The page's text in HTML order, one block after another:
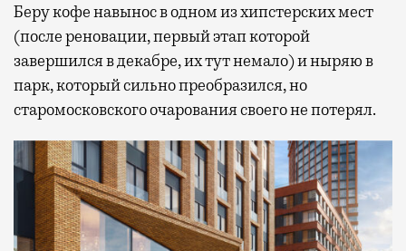
Беру кофе навынос в одном из хипстерских мест
(после реновации, первый этап которой
завершился в декабре, их тут немало) и ныряю в
парк, который сильно преобразился, но
старомосковского очарования своего не потерял.